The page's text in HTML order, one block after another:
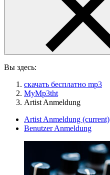
Вы здесь:
скачать бесплатно mp3
MyMp3tht
Artist Anmeldung
Artist Anmeldung (current)
Benutzer Anmeldung